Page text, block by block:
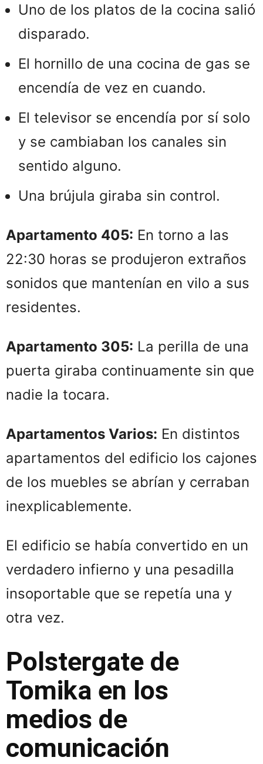
Uno de los platos de la cocina salió
disparado.
El hornillo de una cocina de gas se
encendía de vez en cuando.
El televisor se encendía por sí solo
y se cambiaban los canales sin
sentido alguno.
Una brújula giraba sin control.
Apartamento 405: En torno a las
22:30 horas se produjeron extraños
sonidos que mantenían en vilo a sus
residentes.
Apartamento 305: La perilla de una
puerta giraba continuamente sin que
nadie la tocara.
Apartamentos Varios: En distintos
apartamentos del edificio los cajones
de los muebles se abrían y cerraban
inexplicablemente.
El edificio se había convertido en un
verdadero infierno y una pesadilla
insoportable que se repetía una y
otra vez.
Polstergate de
Tomika en los
medios de
comunicación